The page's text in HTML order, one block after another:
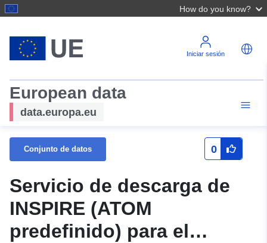
How do you know?
Iniciar sesión
European data
data.europa.eu
Conjunto de datos 0
Servicio de descarga de
INSPIRE (ATOM
predefinido) para el